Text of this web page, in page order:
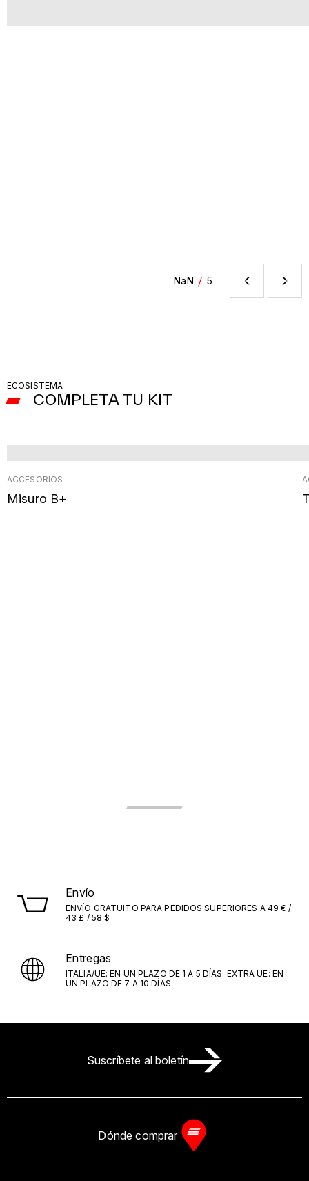
NaN / 5
ECOSISTEMA
COMPLETA TU KIT
ACCESORIOS
Misuro B+
Envío
ENVÍO GRATUITO PARA PEDIDOS SUPERIORES A 49 € /
43 £ / 58 $
Entregas
ITALIA/UE: EN UN PLAZO DE 1 A 5 DÍAS. EXTRA UE: EN
UN PLAZO DE 7 A 10 DÍAS.
Suscríbete al boletín
Dónde comprar